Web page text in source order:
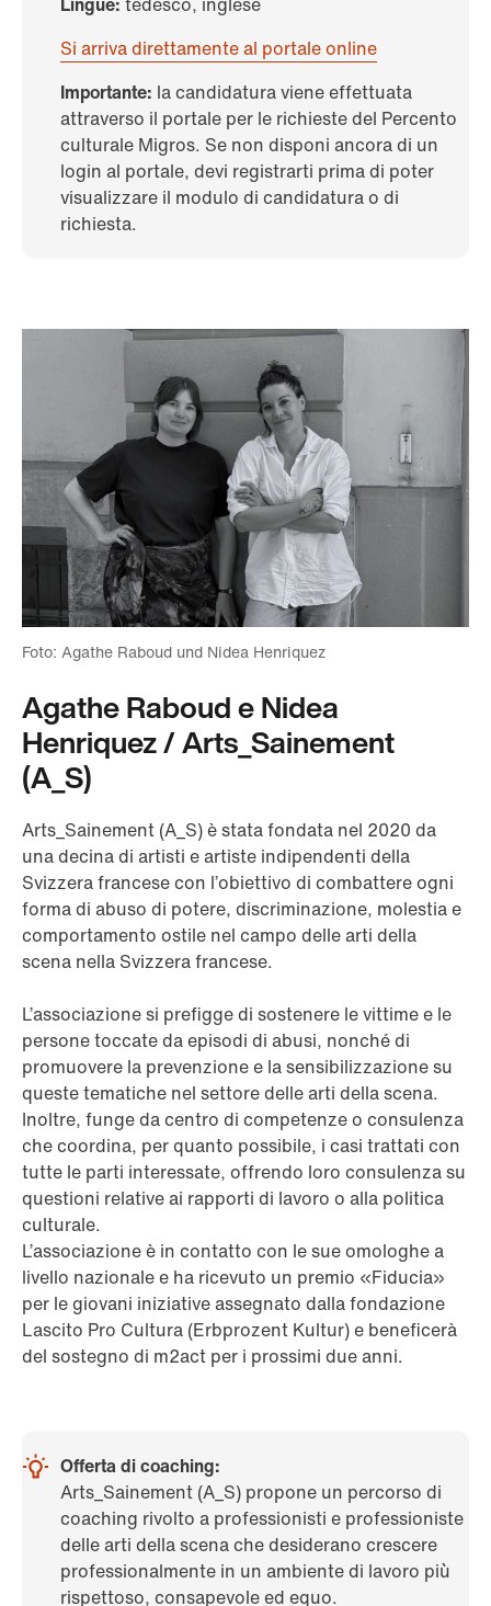
Si arriva direttamente al portale online
Importante: la candidatura viene effettuata
attraverso il portale per le richieste del Percento
culturale Migros. Se non disponi ancora di un
login al portale, devi registrarti prima di poter
visualizzare il modulo di candidatura o di
richiesta.
Foto: Agathe Raboud und Nidea Henriquez
Agathe Raboud e Nidea
Henriquez / Arts_Sainement
(A_S)
Arts_Sainement (A_S) è stata fondata nel 2020 da
una decina di artisti e artiste indipendenti della
Svizzera francese con l’obiettivo di combattere ogni
forma di abuso di potere, discriminazione, molestia e
comportamento ostile nel campo delle arti della
scena nella Svizzera francese.
L’associazione si prefigge di sostenere le vittime e le
persone toccate da episodi di abusi, nonché di
promuovere la prevenzione e la sensibilizzazione su
queste tematiche nel settore delle arti della scena.
Inoltre, funge da centro di competenze o consulenza
che coordina, per quanto possibile, i casi trattati con
tutte le parti interessate, offrendo loro consulenza su
questioni relative ai rapporti di lavoro o alla politica
culturale.
L’associazione è in contatto con le sue omologhe a
livello nazionale e ha ricevuto un premio «Fiducia»
per le giovani iniziative assegnato dalla fondazione
Lascito Pro Cultura (Erbprozent Kultur) e beneficerà
del sostegno di m2act per i prossimi due anni.
Offerta di coaching:
Arts_Sainement (A_S) propone un percorso di
coaching rivolto a professionisti e professioniste
delle arti della scena che desiderano crescere
professionalmente in un ambiente di lavoro più
rispettoso, consapevole ed equo.